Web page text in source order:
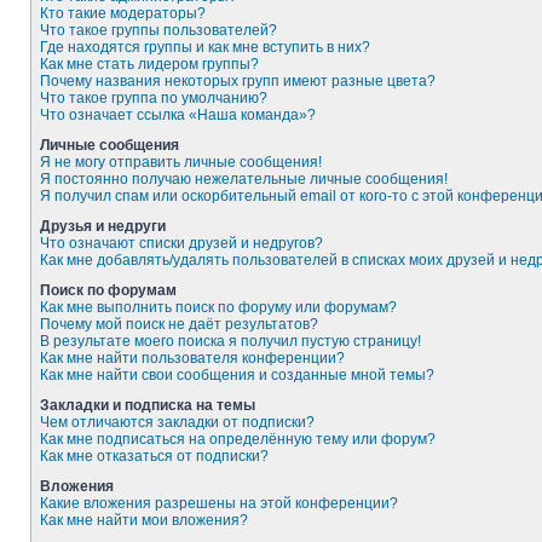
Кто такие модераторы?
Что такое группы пользователей?
Где находятся группы и как мне вступить в них?
Как мне стать лидером группы?
Почему названия некоторых групп имеют разные цвета?
Что такое группа по умолчанию?
Что означает ссылка «Наша команда»?
Личные сообщения
Я не могу отправить личные сообщения!
Я постоянно получаю нежелательные личные сообщения!
Я получил спам или оскорбительный email от кого-то с этой
Друзья и недруги
Что означают списки друзей и недругов?
Как мне добавлять/удалять пользователей в списках моих друзей и
Поиск по форумам
Как мне выполнить поиск по форуму или форумам?
Почему мой поиск не даёт результатов?
В результате моего поиска я получил пустую страницу!
Как мне найти пользователя конференции?
Как мне найти свои сообщения и созданные мной темы?
Закладки и подписка на темы
Чем отличаются закладки от подписки?
Как мне подписаться на определённую тему или форум?
Как мне отказаться от подписки?
Вложения
Какие вложения разрешены на этой конференции?
Как мне найти мои вложения?